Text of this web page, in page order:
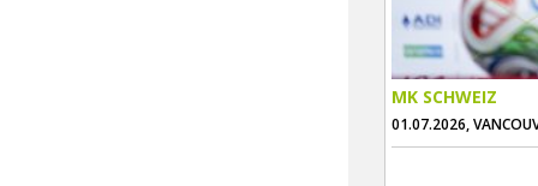
MK SCHWEIZ
01.07.2026,